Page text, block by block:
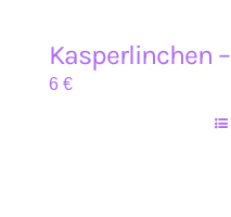
Kasperlinchen
6 €